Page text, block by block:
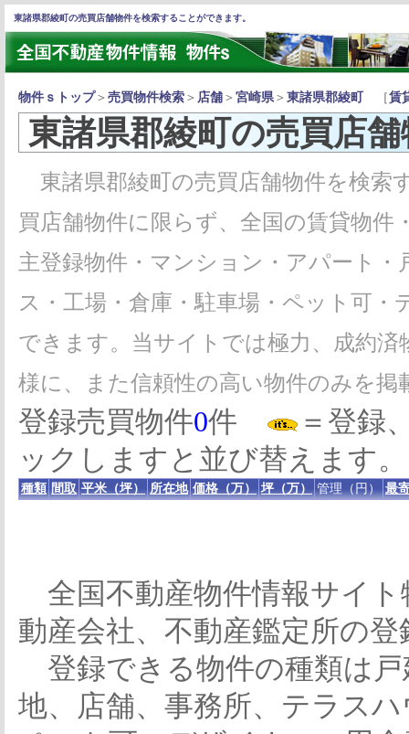
東諸県郡綾町の売買店舗物件を検索することができます。
物件ｓトップ＞ 売買物件検索 ＞ 店舗 ＞ 宮崎県＞ 東諸県郡綾町 ［賃
東諸県郡綾町の売買店
東諸県郡綾町の売買店舗物件を検索
買店舗物件に限らず、全国の賃貸物件
主登録物件・マンション・アパート
ス・工場・倉庫・駐車場・ペット可
できます。当サイトでは極力、成約
様に、また信頼性の高い物件のみを
登録売買物件0件
＝登録
ックしますと並び替えます。
種類 間取 平米（坪） 所在地 価格（万） 坪（万） 管理（円） 最
全国不動産物件情報サイト
動産会社、不動産鑑定所の
登録できる物件の種類は
地、店舗、事務所、テラス